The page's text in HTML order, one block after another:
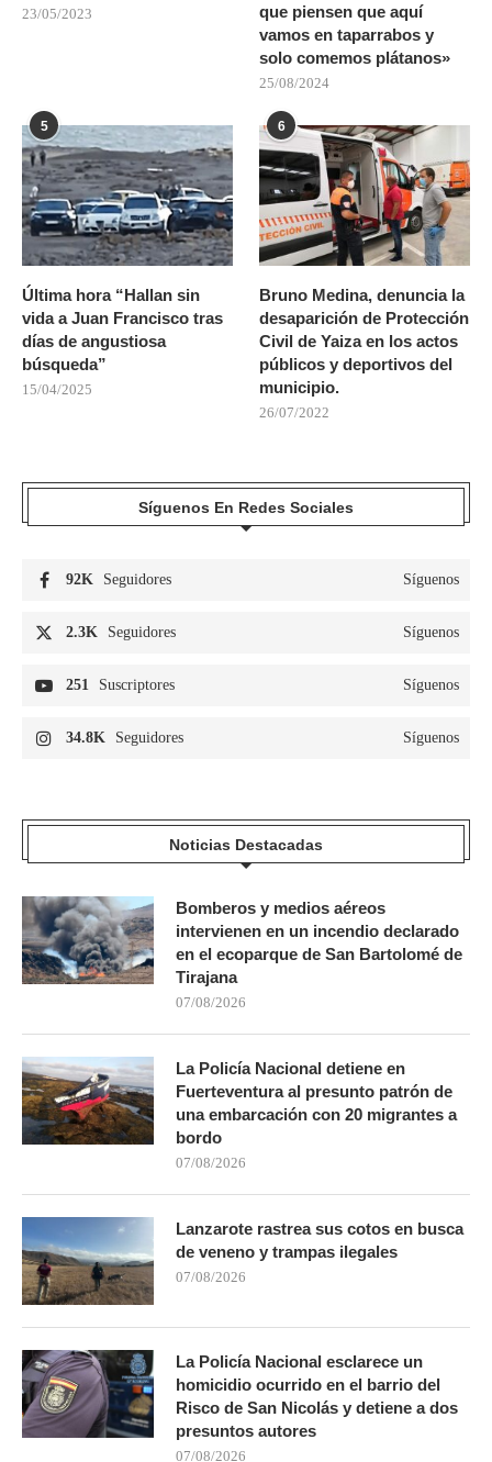
23/05/2023
que piensen que aquí
vamos en taparrabos y
solo comemos plátanos»
25/08/2024
5
Última hora “Hallan sin
vida a Juan Francisco tras
días de angustiosa
búsqueda”
15/04/2025
6
Bruno Medina, denuncia la
desaparición de Protección
Civil de Yaiza en los actos
públicos y deportivos del
municipio.
26/07/2022
Síguenos En Redes Sociales
92K Seguidores Síguenos
2.3K Seguidores Síguenos
251 Suscriptores Síguenos
34.8K Seguidores Síguenos
Noticias Destacadas
Bomberos y medios aéreos
intervienen en un incendio declarado
en el ecoparque de San Bartolomé de
Tirajana
07/08/2026
La Policía Nacional detiene en
Fuerteventura al presunto patrón de
una embarcación con 20 migrantes a
bordo
07/08/2026
Lanzarote rastrea sus cotos en busca
de veneno y trampas ilegales
07/08/2026
La Policía Nacional esclarece un
homicidio ocurrido en el barrio del
Risco de San Nicolás y detiene a dos
presuntos autores
07/08/2026